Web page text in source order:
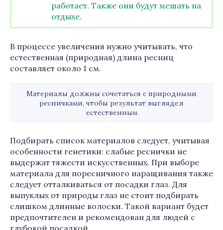
работает. Также они будут мешать на
отдыхе.
В процессе увеличения нужно учитывать, что
естественная (природная) длина ресниц
составляет около 1 см.
Материалы должны сочетаться с природными
ресничками, чтобы результат выглядел
естественным
Подбирать список материалов следует, учитывая
особенности генетики: слабые реснички не
выдержат тяжести искусственных. При выборе
материала для поресничного наращивания также
следует отталкиваться от посадки глаз. Для
выпуклых от природы глаз не стоит подбирать
слишком длинные волоски. Такой вариант будет
предпочтителен и рекомендован для людей с
глубокой посадкой.